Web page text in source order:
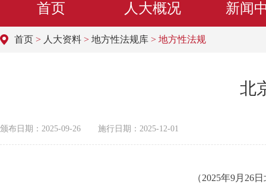
首页 人大概况 新闻
首页 > 人大资料 > 地方性法规库 > 地方性法规
北
颁布日期：2025-09-26 施行日期：2025-12-01
（2025年9月26